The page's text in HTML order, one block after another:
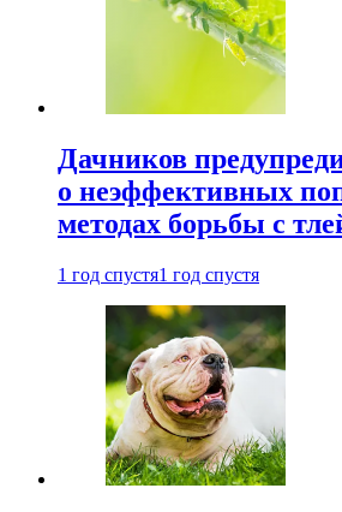
Дачников
о неэффективных
методах борьбы с
1 год спустя1 год спустя